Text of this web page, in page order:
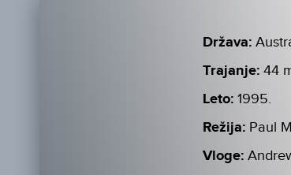
Država:
Trajanje: 44
Leto: 1995.
Režija: Paul
Vloge: